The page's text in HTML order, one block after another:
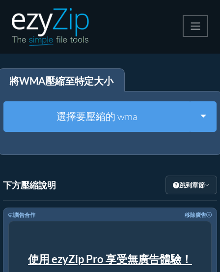
解壓縮
其他工具
將WMA壓縮至特定大小
選擇要壓縮的 wma
下方壓縮說明 跳到章節
廣告合作 移除廣告
使用 ezyZip Pro 享受無廣告體驗！